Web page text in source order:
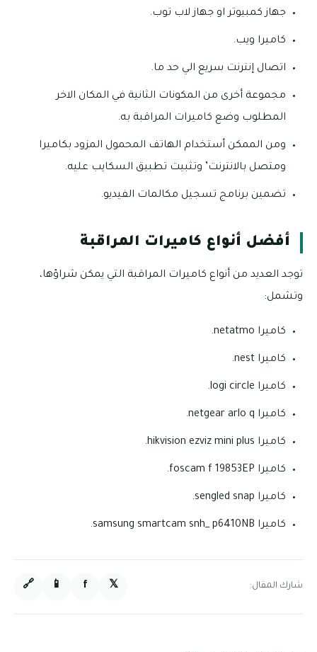
جهاز كمبيوتر او جهاز لاب توب.
كاميرا ويب.
اتصال إنترنت سريع الي حد ما.
مجموعة أخرى من المكونات الثانية في المكان الاخر
المطلوب وضع كاميرات المراقبة به.
ومن الممكن أستخدام الهاتف المحمول المزود بكاميرا
ومتصل بالانترنت’ وتثبيت تطبيق السكايب عليه.
تضمين برنامج تسجيل مكالمات الفيديو.
أفضل أنواع كاميرات المراقبة
توجد العديد من أنواع كاميرات المراقبة التي يمكن شراؤها،
وتشمل:
كاميرا netatmo.
كاميرا nest.
كاميرا logi circle.
كاميرا netgear arlo q.
كاميرا hikvision ezviz mini plus.
كاميرا foscam f 19853EP.
كاميرا sengled snap.
كاميرا samsung smartcam snh_ p6410NB.
شارك المقال: 𝕏
f
📱
🔗